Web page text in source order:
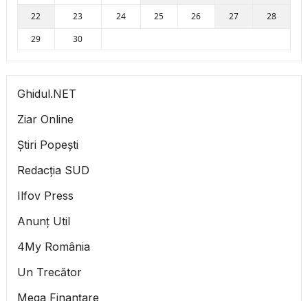
22 23 24 25 26 27
28
29
30
Ghidul.NET
Ziar Online
Știri Popești
Redacția SUD
Ilfov Press
Anunț Util
4My România
Un Trecător
Mega Finanțare